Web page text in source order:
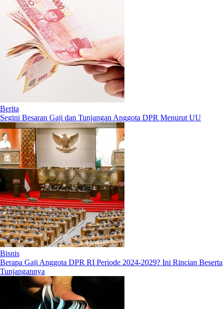
Berita
Segini Besaran Gaji dan Tunjangan Anggota DPR Menurut UU
Bisnis
Berapa Gaji Anggota DPR RI Periode 2024-2029? Ini Rincian Beserta
Tunjangannya